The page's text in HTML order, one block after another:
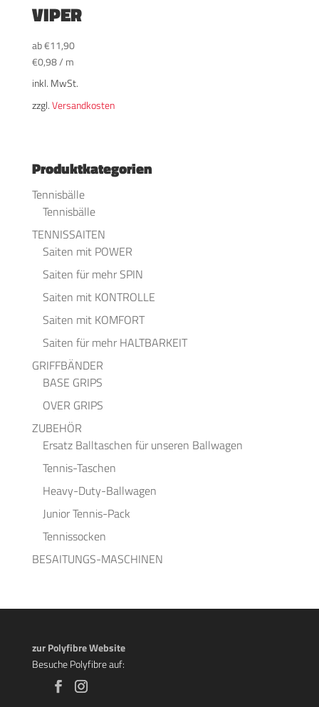
VIPER
ab€11,90
€0,98/ m
inkl. MwSt.
zzgl.Versandkosten
Produktkategorien
Tennisbälle
Tennisbälle
TENNISSAITEN
Saiten mit POWER
Saiten für mehr SPIN
Saiten mit KONTROLLE
Saiten mit KOMFORT
Saiten für mehr HALTBARKEIT
GRIFFBÄNDER
BASE GRIPS
OVER GRIPS
ZUBEHÖR
Ersatz Balltaschen für unseren Ballwagen
Tennis-Taschen
Heavy-Duty-Ballwagen
Junior Tennis-Pack
Tennissocken
BESAITUNGS-MASCHINEN
zur Polyfibre Website
Besuche Polyfibre auf: